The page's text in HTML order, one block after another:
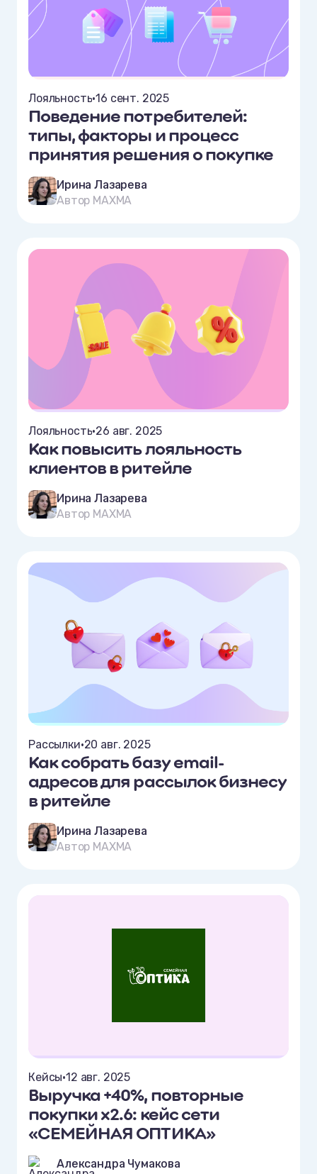
Лояльность•16 сент. 2025
Поведение потребителей:
типы, факторы и процесс
принятия решения о покупке
Ирина Лазарева
Автор MAXMA
Лояльность•26 авг. 2025
Как повысить лояльность
клиентов в ритейле
Ирина Лазарева
Автор MAXMA
Рассылки•20 авг. 2025
Как собрать базу email-
адресов для рассылок бизнесу
в ритейле
Ирина Лазарева
Автор MAXMA
Кейсы•12 авг. 2025
Выручка +40%, повторные
покупки х2.6: кейс сети
«СЕМЕЙНАЯ ОПТИКА»
Александра Чумакова